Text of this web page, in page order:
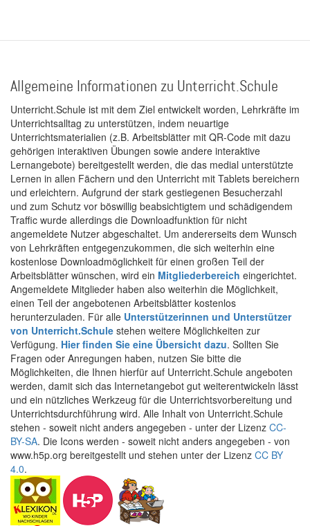
Allgemeine Informationen zu Unterricht.Schule
Unterricht.Schule ist mit dem Ziel entwickelt worden, Lehrkräfte im
Unterrichtsalltag zu unterstützen, indem neuartige
Unterrichtsmaterialien (z.B. Arbeitsblätter mit QR-Code mit dazu
gehörigen interaktiven Übungen sowie andere interaktive
Lernangebote) bereitgestellt werden, die das medial unterstützte
Lernen in allen Fächern und den Unterricht mit Tablets bereichern
und erleichtern. Aufgrund der stark gestiegenen Besucherzahl
und zum Schutz vor böswillig beabsichtigtem und schädigendem
Traffic wurde allerdings die Downloadfunktion für nicht
angemeldete Nutzer abgeschaltet. Um andererseits dem Wunsch
von Lehrkräften entgegenzukommen, die sich weiterhin eine
kostenlose Downloadmöglichkeit für einen großen Teil der
Arbeitsblätter wünschen, wird ein Mitgliederbereich eingerichtet.
Angemeldete Mitglieder haben also weiterhin die Möglichkeit,
einen Teil der angebotenen Arbeitsblätter kostenlos
herunterzuladen. Für alle Unterstützerinnen und Unterstützer
von Unterricht.Schule stehen weitere Möglichkeiten zur
Verfügung. Hier finden Sie eine Übersicht dazu. Sollten Sie
Fragen oder Anregungen haben, nutzen Sie bitte die
Möglichkeiten, die Ihnen hierfür auf Unterricht.Schule angeboten
werden, damit sich das Internetangebot gut weiterentwickeln lässt
und ein nützliches Werkzeug für die Unterrichtsvorbereitung und
Unterrichtsdurchführung wird. Alle Inhalt von Unterricht.Schule
stehen - soweit nicht anders angegeben - unter der Lizenz CC-
BY-SA. Die Icons werden - soweit nicht anders angegeben - von
www.h5p.org bereitgestellt und stehen unter der Lizenz CC BY
4.0.